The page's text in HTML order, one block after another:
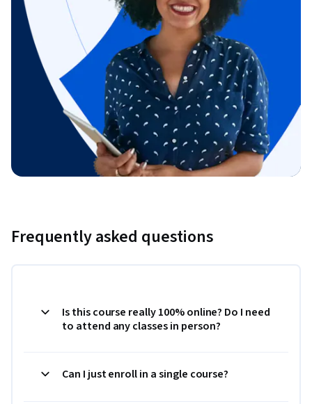
Frequently asked questions
Is this course really 100% online? Do I need
to attend any classes in person?
Can I just enroll in a single course?